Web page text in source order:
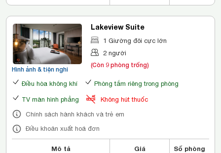
Hình ảnh & tiện nghi
Lakeview Suite
1 Giường đôi cực lớn
2 người
(Còn 9 phòng trống)
Điều hòa không khí Phòng tắm riêng trong phòng
TV màn hình phẳng
Không hút thuốc
Chính sách hành khách và trẻ em
Điều khoản xuất hoá đơn
Mô tả Giá Số phòng